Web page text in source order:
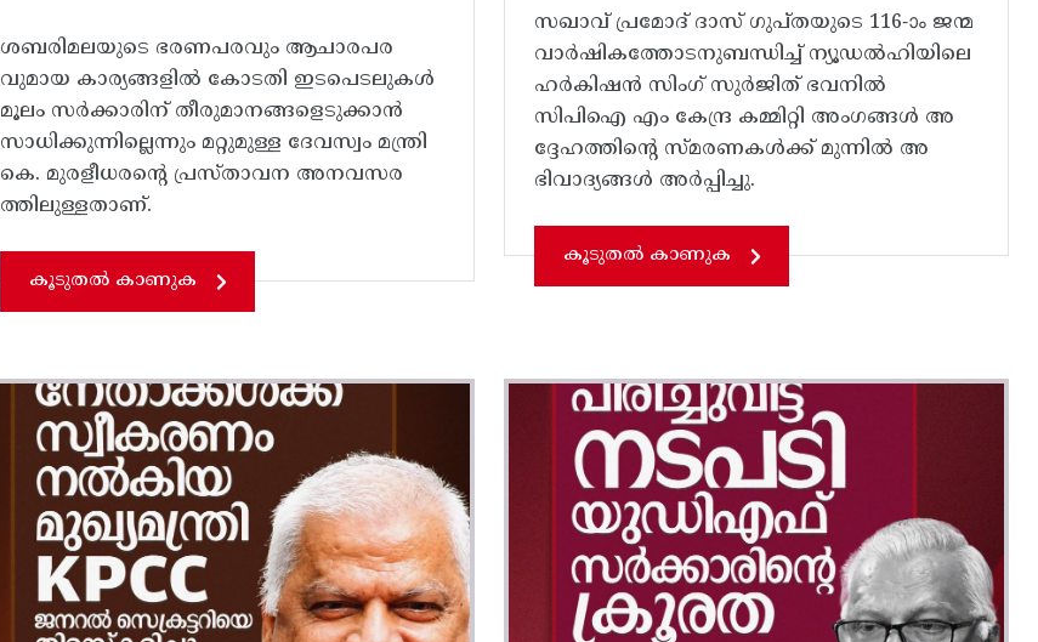
ശബരിമലയുടെ ഭരണപരവും ആചാരപര
വുമായ കാര്യങ്ങളിൽ കോടതി ഇടപെടലുകൾ
മൂലം സർക്കാരിന് തീരുമാനങ്ങളെടുക്കാൻ
സാധിക്കുന്നില്ലെന്നും മറ്റുമുള്ള ദേവസ്വം മന്ത്രി
കെ. മുരളീധരന്റെ പ്രസ്താവന അനവസര
ത്തിലുള്ളതാണ്.
കൂടുതൽ കാണുക
സഖാവ് പ്രമോദ് ദാസ് ഗുപ്തയുടെ 116-ാം ജന്മ
വാർഷികത്തോടനുബന്ധിച്ച് ന്യൂഡൽഹിയിലെ
ഹർകിഷൻ സിംഗ് സുർജിത് ഭവനിൽ
സിപിഐ എം കേന്ദ്ര കമ്മിറ്റി അംഗങ്ങൾ അ
ദ്ദേഹത്തിന്റെ സ്മരണകൾക്ക് മുന്നിൽ അ
ഭിവാദ്യങ്ങൾ അർപ്പിച്ചു.
കൂടുതൽ കാണുക